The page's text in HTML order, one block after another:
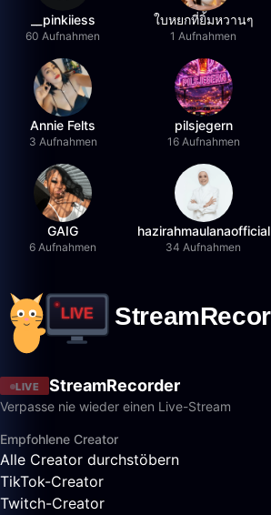
__pinkiiess
60 Aufnahmen
ใบหยกที่ยิ้มหวานๆ
1 Aufnahmen
Annie Felts
3 Aufnahmen
pilsjegern
16 Aufnahmen
GAIG
6 Aufnahmen
hazirahmaulanaofficial
34 Aufnahmen
LIVE StreamRecorder
Verpasse nie wieder einen Live-Stream
Empfohlene Creator
Alle Creator durchstöbern
TikTok-Creator
Twitch-Creator